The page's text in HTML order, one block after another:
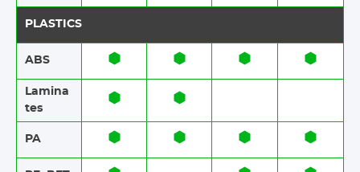
PLASTICS
ABS​​
Lamina
tes​​
PA